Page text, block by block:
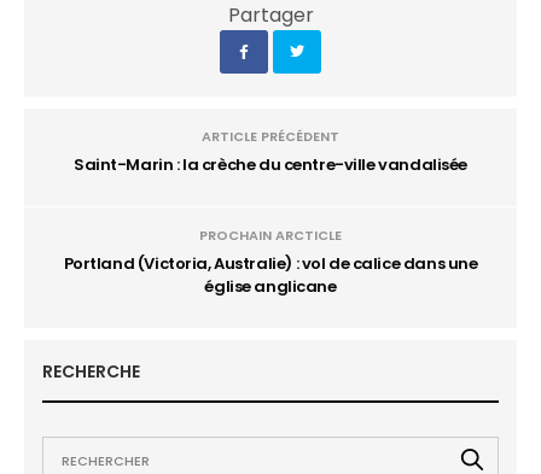
Partager
ARTICLE PRÉCÉDENT
Saint-Marin : la crèche du centre-ville vandalisée
PROCHAIN ARCTICLE
Portland (Victoria, Australie) : vol de calice dans une
église anglicane
RECHERCHE